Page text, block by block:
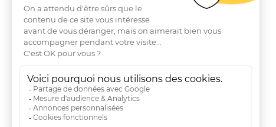
Questions fréquentes
Livraisons et Retours
RGPD